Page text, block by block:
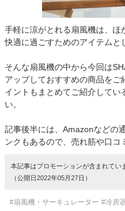
手軽に涼がとれる扇風機は、ほ
快適に過ごすためのアイテムと
そんな扇風機の中から今回は
アップしておすすめの商品を
イントもまとめてご紹介してい
い。
記事後半には、Amazonなどの
ンクもあるので、売れ筋や口コ
本記事はプロモーションが含まれてい
（公開日2022年05月27日）
#扇風機・サーキュレーター #冷房